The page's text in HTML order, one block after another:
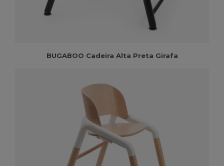
BUGABOO Cadeira Alta Preta Girafa